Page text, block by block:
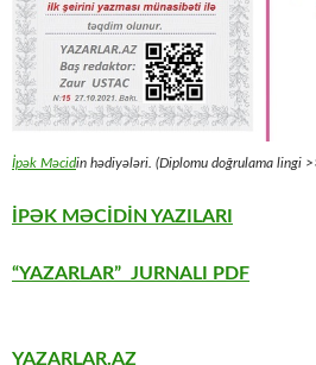
İpək Məcidin hədiyələri. (Diplomu doğrulama lingi
İPƏK MƏCİDİN YAZILARI
“YAZARLAR” JURNALI PDF
YAZARLAR.AZ